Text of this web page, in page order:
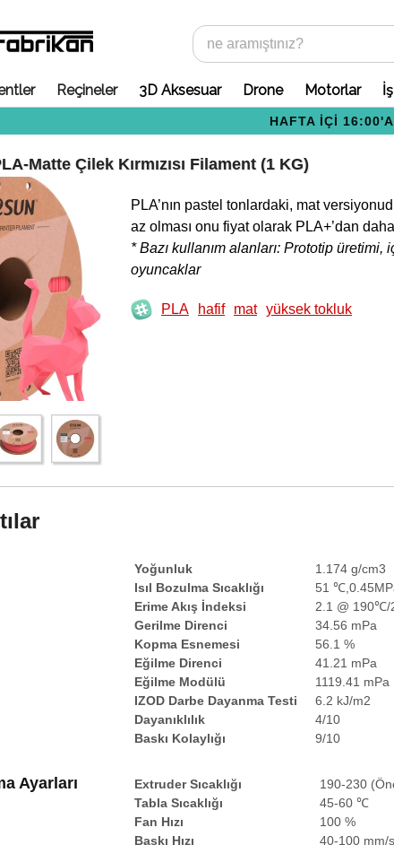
Reçineler 3D Aksesuar Drone Motorlar
Havale/EFT ile
Matte Çilek Kırmızısı Filament (1 KG)
PLA’nın pastel tonlardaki, mat
az olması onu fiyat olarak PLA+’dan
* Bazı kullanım alanları: Prototip üretimi,
oyuncaklar
PLA hafif mat yüksek tokluk
Yoğunluk
1.174 g/cm3
Isıl Bozulma Sıcaklığı
51
Erime Akış İndeksi
2.1 @ 190℃/
Gerilme Direnci
34.56 mPa
Kopma Esnemesi
56.1 %
Eğilme Direnci
41.21 mPa
Eğilme Modülü
1119.41 mPa
IZOD Darbe Dayanma Testi
6.2 kJ/m2
Dayanıklılık
4/10
Baskı Kolaylığı
9/10
Ayarları Extruder Sıcaklığı
190-230
Tabla Sıcaklığı
45-60 ℃
Fan Hızı
100 %
Baskı Hızı
40-100 mm/s